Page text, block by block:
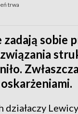
trwa
sobie
działaczy